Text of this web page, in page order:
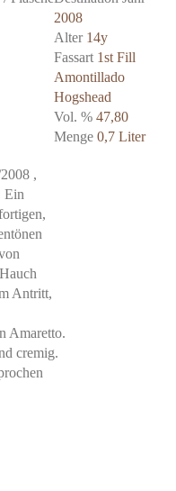
2008
Alter 14y
Fassart 1st Fill
Amontillado
Hogshead
Vol. %47,80
Menge0,7 Liter
,
Ein
Antritt,
Amaretto.
cremig.